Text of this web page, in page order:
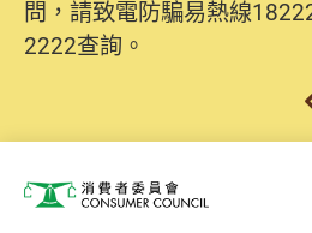
問，請致電防騙易熱線
2222查詢。
消費者委員會